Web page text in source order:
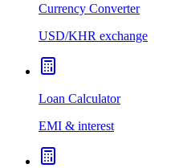
Currency Converter
USD/KHR exchange
Loan Calculator
EMI & interest